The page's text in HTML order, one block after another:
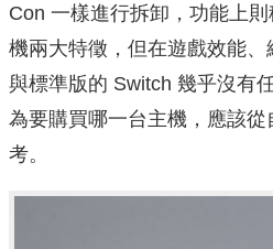
Con 一樣進行拆卸，功能上
機兩大特徵，但在遊戲效能、
與標準版的 Switch 幾乎沒有
為要購買哪一台主機，應該
考。